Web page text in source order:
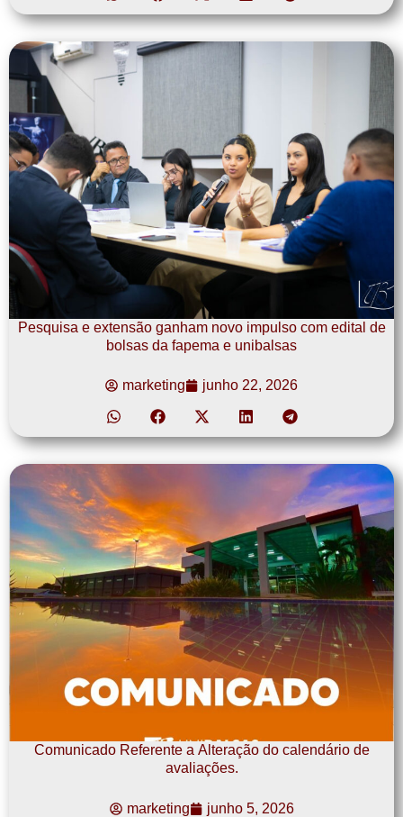
Pesquisa e extensão ganham novo impulso com edital de
bolsas da fapema e unibalsas
marketing junho 22, 2026
Comunicado Referente a Alteração do calendário de
avaliações.
marketing junho 5, 2026